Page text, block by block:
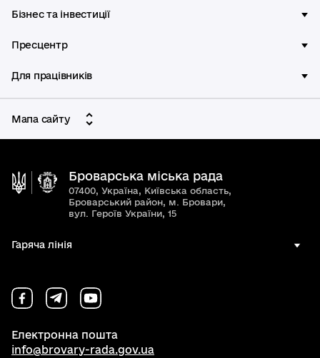
Бізнес та інвестиції
Пресцентр
Для працівників
Мапа сайту
Броварська міська рада
07400, Україна, Київська область,
Броварський район, м. Бровари,
вул. Героїв України, 15
Гаряча лінія
Електронна пошта
info@brovary-rada.gov.ua